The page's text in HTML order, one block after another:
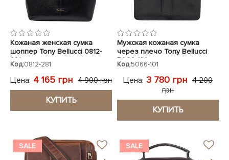
Кожаная женская сумка
шоппер Tony Bellucci 0812-
281 черная
Код:0812-281
Цена: 4 165 грн 4 900 грн
КУПИТЬ
Мужская кожаная сумка
через плечо Tony Bellucci
5066-101 черная
Код:5066-101
Цена: 3 780 грн 4 200
грн
КУПИТЬ
SALE SALE